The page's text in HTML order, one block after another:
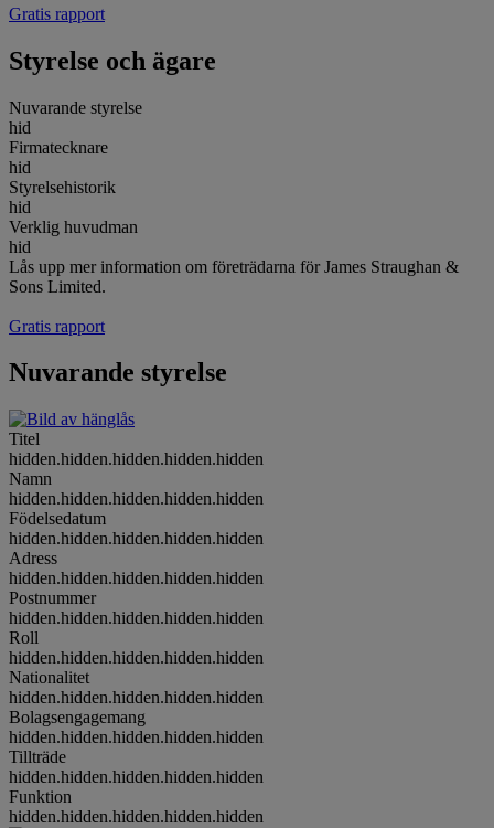
Gratis rapport
Styrelse och ägare
Nuvarande styrelse
hid
Firmatecknare
hid
Styrelsehistorik
hid
Verklig huvudman
hid
Lås upp mer information om företrädarna för James Straughan &
Sons Limited.
Gratis rapport
Nuvarande styrelse
Titel
hidden.hidden.hidden.hidden.hidden
Namn
hidden.hidden.hidden.hidden.hidden
Födelsedatum
hidden.hidden.hidden.hidden.hidden
Adress
hidden.hidden.hidden.hidden.hidden
Postnummer
hidden.hidden.hidden.hidden.hidden
Roll
hidden.hidden.hidden.hidden.hidden
Nationalitet
hidden.hidden.hidden.hidden.hidden
Bolagsengagemang
hidden.hidden.hidden.hidden.hidden
Tillträde
hidden.hidden.hidden.hidden.hidden
Funktion
hidden.hidden.hidden.hidden.hidden